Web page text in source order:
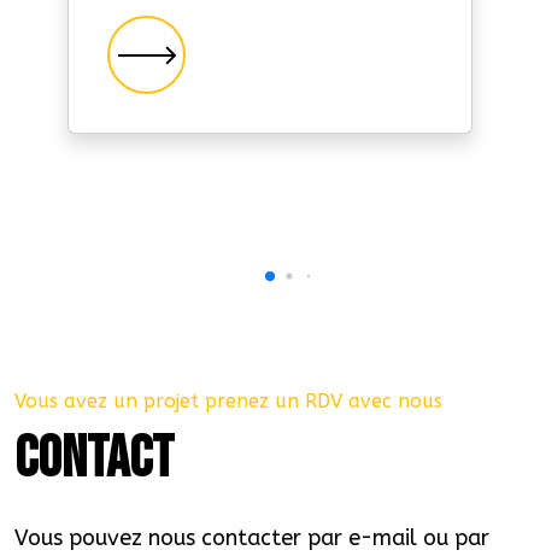
Vous avez un projet prenez un RDV avec nous
CONTACT
Vous pouvez nous contacter par e-mail ou par